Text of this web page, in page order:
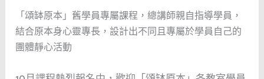
「頌缽原本」舊學員專屬課程，總講師親自指導學員，
結合原本身心靈專長，設計出不同且專屬於學員自己的
團體靜心活動